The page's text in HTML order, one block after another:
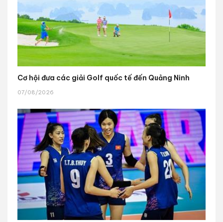
Cơ hội đưa các giải Golf quốc tế đến Quảng Ninh
07/08/2026